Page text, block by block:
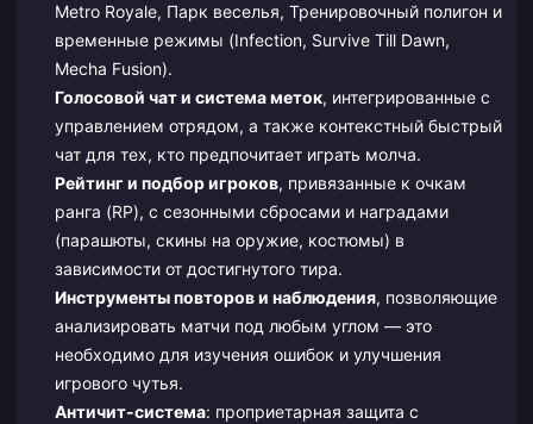
Metro Royale, Парк веселья, Тренировочный полигон и
временные режимы (Infection, Survive Till Dawn,
Mecha Fusion).
Голосовой чат и система меток, интегрированные с
управлением отрядом, а также контекстный быстрый
чат для тех, кто предпочитает играть молча.
Рейтинг и подбор игроков, привязанные к очкам
ранга (RP), с сезонными сбросами и наградами
(парашюты, скины на оружие, костюмы) в
зависимости от достигнутого тира.
Инструменты повторов и наблюдения, позволяющие
анализировать матчи под любым углом — это
необходимо для изучения ошибок и улучшения
игрового чутья.
Античит-система: проприетарная защита с